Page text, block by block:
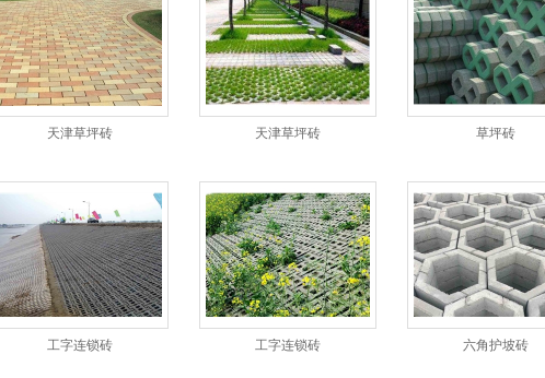
天津草坪砖 天津草坪砖 草坪砖
工字连锁砖 工字连锁砖 六角护坡砖